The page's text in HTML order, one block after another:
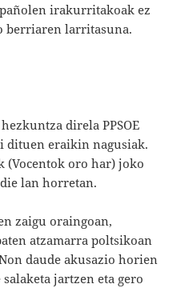
irakurritakoak ez
berriaren larritasuna.
direla PPSOE
dituen eraikin nagusiak.
(Vocentok oro har) joko
lan horretan.
zaigu oraingoan,
atzamarra poltsikoan
daude akusazio horien
jartzen eta gero